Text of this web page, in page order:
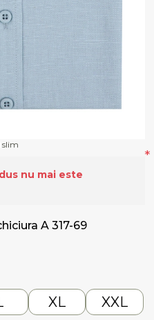
slim
nu mai este
A 317-69
*
XL XXL